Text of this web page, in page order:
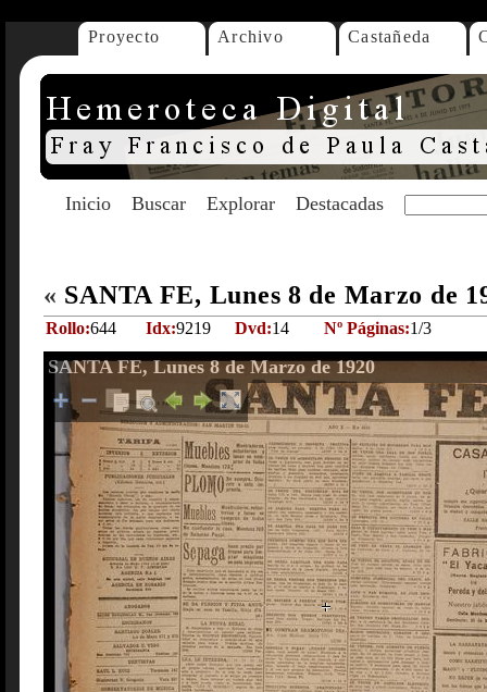
Proyecto Archivo Castañeda
Inicio Buscar Explorar Destacadas
« SANTA FE, Lunes 8 de Marzo de
Rollo:644 Idx:9219 Dvd:14 Nº Páginas:1/3
SANTA FE, Lunes 8 de Marzo de 1920